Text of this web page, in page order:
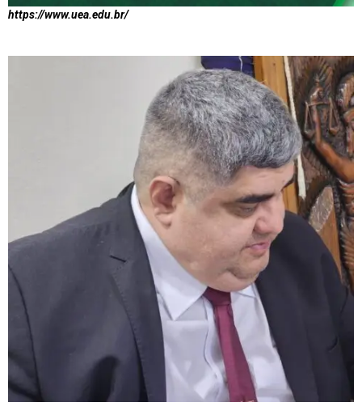
https://www.uea.edu.br/